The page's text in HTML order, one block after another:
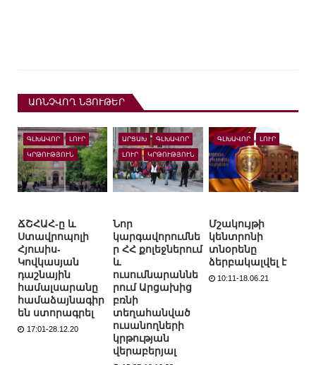
ԱՌՆՉՎՈՂ ՆՅՈՒԹԵՐ
ԳԼԽԱՎՈՐ ԼՈՒՐ
ԿՐԹՈՒԹՅՈՒՆ
ՃՇՀԱՀ-ը և
Ստավրոպոլի
Հյուսիս-
Կովկասյան
դաշնային
համալսարանը
համաձայնագիր
են ստորագրել
17:01-28.12.20
ԱՐՑԱԽ ԳԼԽԱՎՈՐ
ԼՈՒՐ ԿՐԹՈՒԹՅՈՒՆ
Նոր
կարգավորումնե
ր ՀՀ քոլեջներում
և
ուսումնարաննե
րում Արցախից
բռնի
տեղահանված
ուսանողների
կրթության
վերաբերյալ
ԳԼԽԱՎՈՐ ԼՈՒՐ
Մշակույթի
կենտրոնի
տնօրենը
ձերբակալվել է
10:11-18.06.21